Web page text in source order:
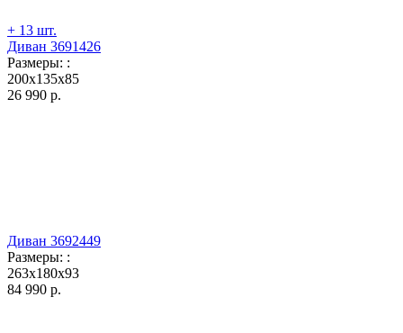
+ 13 шт.
Диван 3691426
Размеры: :
200x135x85
26 990 р.
Диван 3692449
Размеры: :
263x180x93
84 990 р.